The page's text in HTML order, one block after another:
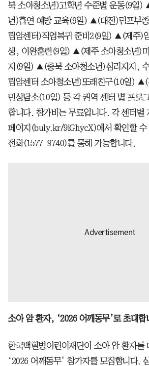
북 소아청소년)고학년 수준별 운동(9일)
년)흡연 예방 교육(9일) ▲(대전)림프부
립암센터)직업복귀 준비2(9일) ▲(제주)
생, 이완훈련(9일) ▲(제주 소아청소년)미
지(9일) ▲(충북 소아청소년)심리지지,
립암센터 소아청소년)또래친구(10일)
민상담소(10일) 등 각 권역 센터 별 프로
합니다. 참가비는 무료입니다. 각 센터별
페이지(buly.kr/9iGhycX)에서 확인할 수
전화(1577-9740)를 통해 가능합니다.
소아 암 환자, ‘2026 어깨동무’로 초대합
한국백혈병어린이재단이 소아 암 환자를
‘2026 어깨동무’ 참가자를 모집합니다.